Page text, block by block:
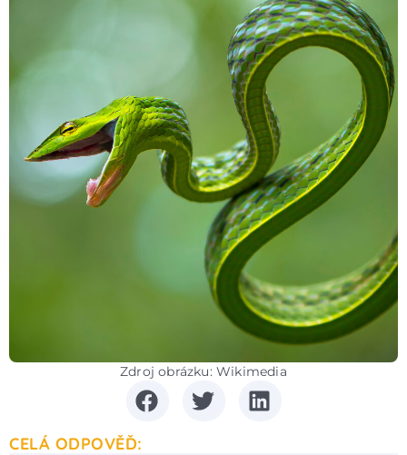
Zdroj obrázku: Wikimedia
CELÁ ODPOVĚĎ: